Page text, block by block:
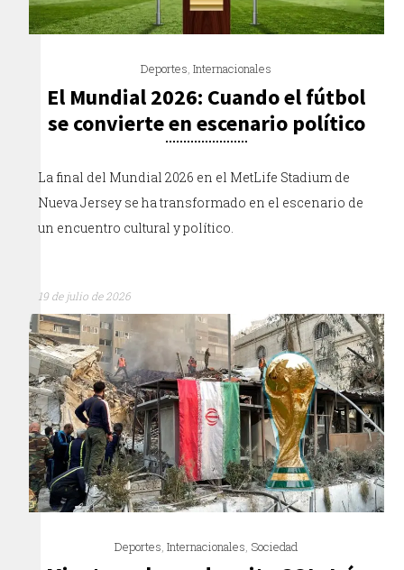
Deportes,Internacionales
El Mundial 2026: Cuando el fútbol
se convierte en escenario político
La final del Mundial 2026 en el MetLife Stadium de
Nueva Jersey se ha transformado en el escenario de
un encuentro cultural y político.
19 de julio de 2026
Deportes,Internacionales, Sociedad